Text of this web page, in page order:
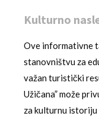
Kulturno
Ove informativne
stanovništvu za
važan turistički
Užičana” može
za kulturnu istoriju